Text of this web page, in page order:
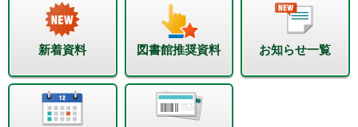
新着資料 図書館推奨資料 お知らせ一覧